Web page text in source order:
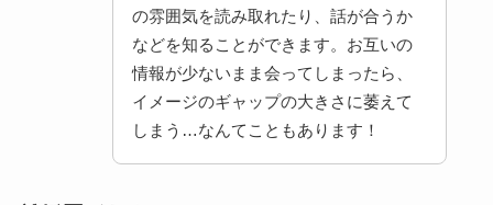
の雰囲気を読み取れたり、話が合うか
などを知ることができます。お互いの
情報が少ないまま会ってしまったら、
イメージのギャップの大きさに萎えて
しまう…なんてこともあります！